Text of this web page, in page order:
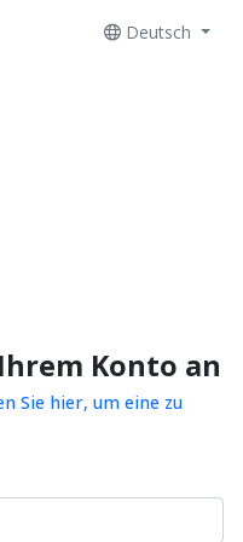
Deutsch
Konto an
Sie hier, um eine zu